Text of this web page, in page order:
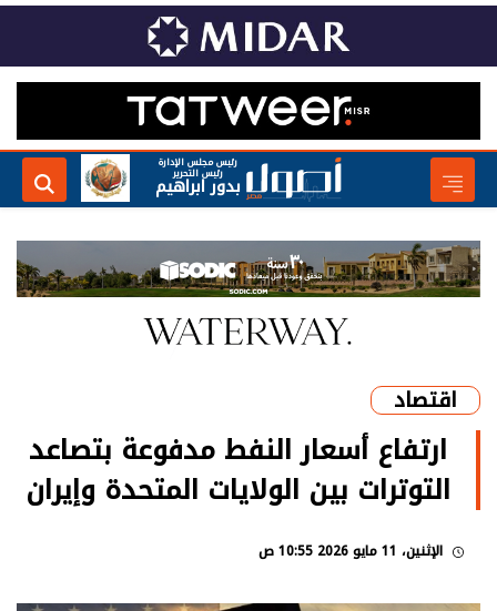
رئيس مجلس الإدارة
رئيس التحرير
بدور ابراهيم
اقتصاد
ارتفاع أسعار النفط مدفوعة بتصاعد
التوترات بين الولايات المتحدة وإيران
الإثنين، 11 مايو 2026 10:55 ص